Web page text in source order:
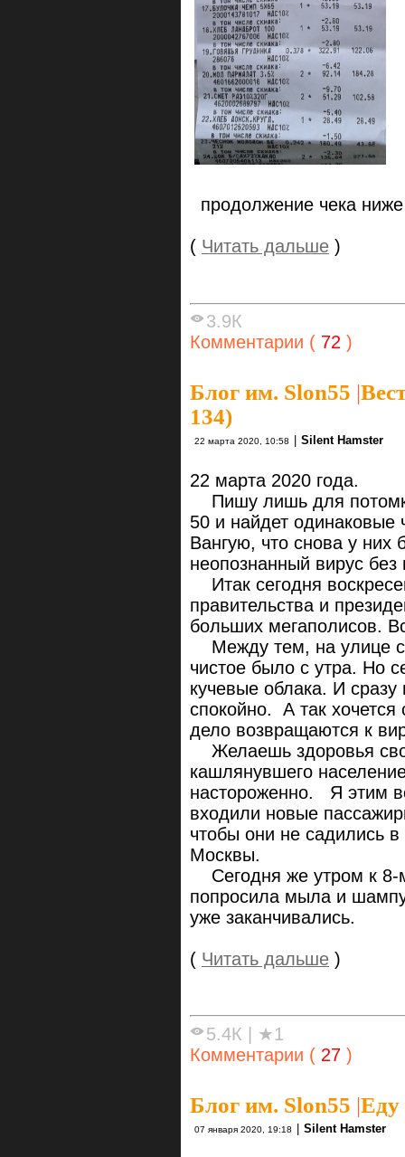
продолжение чека
( Читать дальше )
3.9К
Комментарии ( 72 )
Блог им. Slon55 |
134)
22 марта 2020, 10:58 | Silent Hamster
22 марта 2020 года.
Пишу лишь для
50 и найдет одинаковые
Вангую, что снова у них
неопознанный вирус без
Итак сегодня
правительства и
больших мегаполисов.
Между тем, на улице
чистое было с утра. Но
кучевые облака. И
спокойно. А так
дело возвращаются к
Желаешь здоровья
кашлянувшего
настороженно. Я этим
входили новые
чтобы они не садились
Москвы.
Сегодня же утром к 8-
попросила мыла и
уже заканчивались.
( Читать дальше )
5.4К
★1
Комментарии ( 27 )
Блог им. Slon55 |Еду
07 января 2020, 19:18 Silent Hamster